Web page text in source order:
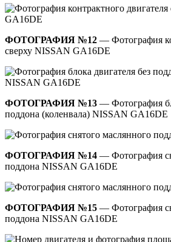
ФОТОГРАФИЯ №12 — Фотография
сверху NISSAN GA16DE
ФОТОГРАФИЯ №13 — Фотография
поддона (коленвала) NISSAN GA16DE
ФОТОГРАФИЯ №14 — Фотография
поддона NISSAN GA16DE
ФОТОГРАФИЯ №15 — Фотография
поддона NISSAN GA16DE